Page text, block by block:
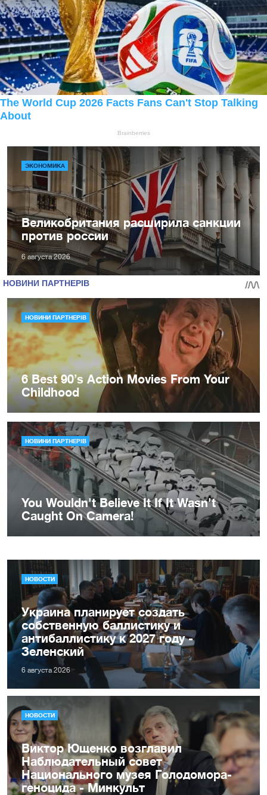
ЭКОНОМИКА
Великобритания расширила санкции
против россии
6 августа 2026
НОВОСТИ
Украина планирует создать
собственную баллистику и
антибаллистику к 2027 году -
Зеленский
6 августа 2026
НОВОСТИ
Виктор Ющенко возглавил
Наблюдательный совет
Национального музея Голодомора-
геноцида - Минкульт